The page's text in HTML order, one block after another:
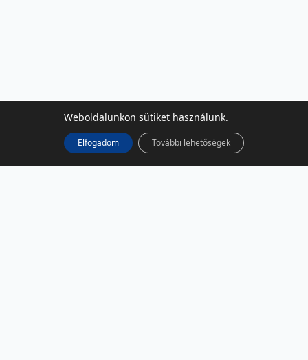
Weboldalunkon sütiket használunk.
Elfogadom További lehetőségek